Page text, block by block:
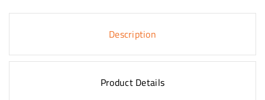
Description
Product Details